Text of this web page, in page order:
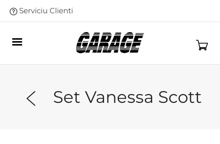
Serviciu Clienti
Set Vanessa Scott